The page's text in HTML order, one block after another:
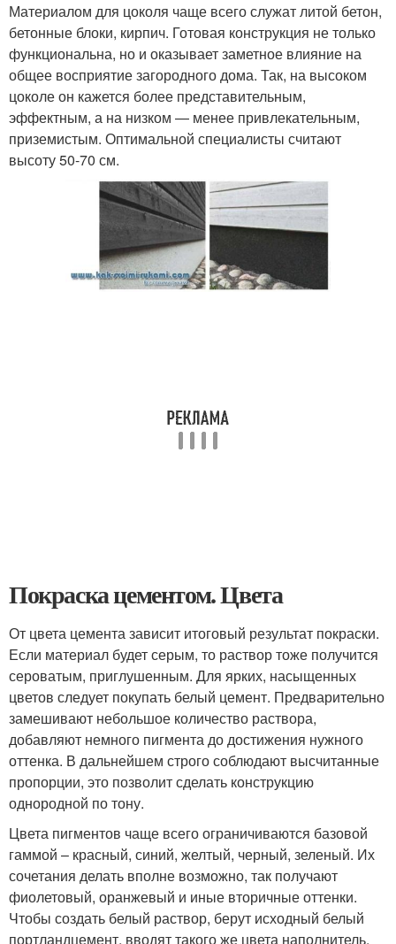
Материалом для цоколя чаще всего служат литой бетон,
бетонные блоки, кирпич. Готовая конструкция не только
функциональна, но и оказывает заметное влияние на
общее восприятие загородного дома. Так, на высоком
цоколе он кажется более представительным,
эффектным, а на низком — менее привлекательным,
приземистым. Оптимальной специалисты считают
высоту 50-70 см.
Покраска цементом. Цвета
От цвета цемента зависит итоговый результат покраски.
Если материал будет серым, то раствор тоже получится
сероватым, приглушенным. Для ярких, насыщенных
цветов следует покупать белый цемент. Предварительно
замешивают небольшое количество раствора,
добавляют немного пигмента до достижения нужного
оттенка. В дальнейшем строго соблюдают высчитанные
пропорции, это позволит сделать конструкцию
однородной по тону.
Цвета пигментов чаще всего ограничиваются базовой
гаммой – красный, синий, желтый, черный, зеленый. Их
сочетания делать вполне возможно, так получают
фиолетовый, оранжевый и иные вторичные оттенки.
Чтобы создать белый раствор, берут исходный белый
портландцемент, вводят такого же цвета наполнитель.